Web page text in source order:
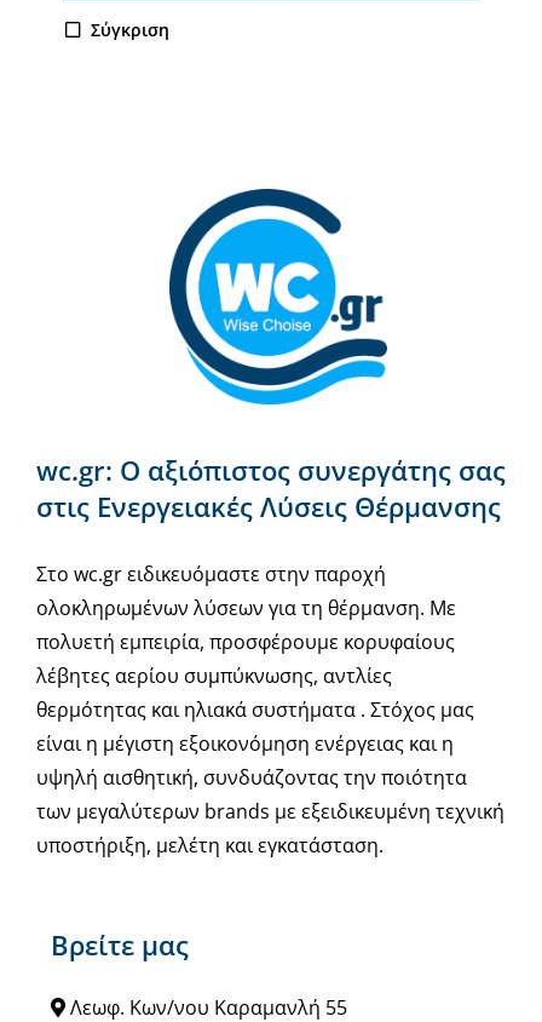
Σύγκριση
Βρείτε μας
Λεωφ. Κων/νου Καραμανλή 55
wc.gr: Ο αξιόπιστος συνεργάτης σας
στις Ενεργειακές Λύσεις Θέρμανσης
Στο wc.gr ειδικευόμαστε στην παροχή
ολοκληρωμένων λύσεων για τη θέρμανση. Με
πολυετή εμπειρία, προσφέρουμε κορυφαίους
λέβητες αερίου συμπύκνωσης, αντλίες
θερμότητας και ηλιακά συστήματα . Στόχος μας
είναι η μέγιστη εξοικονόμηση ενέργειας και η
υψηλή αισθητική, συνδυάζοντας την ποιότητα
των μεγαλύτερων brands με εξειδικευμένη τεχνική
υποστήριξη, μελέτη και εγκατάσταση.